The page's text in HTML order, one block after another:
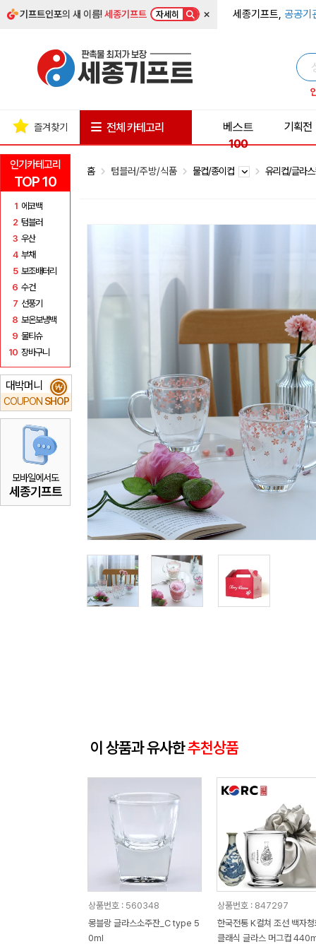
기프트인포의 새 이름!세종기프트 자세히 × 세종기프트, 공공기
인기카테고리
TOP 10
1 에코백
2 텀블러
3 우산
4 부채
5 보조배터리
6 수건
7 선풍기
8 보온보냉백
9 물티슈
10 장바구니
대박머니
COUPON SHOP
₩
모바일에서도
세종기프트
즐겨찾기 전체 카테고리
베스트
100
기획전
홈 텀블러/주방/식품 물컵/종이컵 유리컵/글라
이 상품과 유사한추천상품
상품번호 : 560348
몽블랑 글라스소주잔_C type 5
0ml
상품번호 : 847297
한국전통 K컬쳐 조선 백자청
클래식 글라스 머그컵